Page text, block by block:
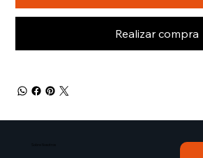
Realizar compra